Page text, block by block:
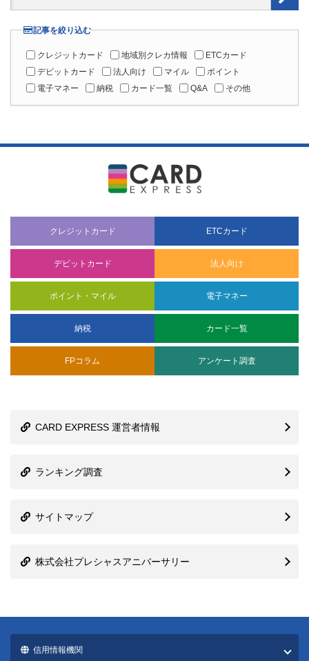
記事を絞り込む
クレジットカード 地域別クレカ情報
ETCカード
デビットカード
法人向け マイル
ポイント
電子マネー
納税 カード一覧 Q&A その他
クレジットカード ETCカード
デビットカード 法人向け
ポイント・マイル 電子マネー
納税 カード一覧
FPコラム アンケート調査
CARD EXPRESS 運営者情報
ランキング調査
サイトマップ
株式会社プレシャスアニバーサリー
信用情報機関